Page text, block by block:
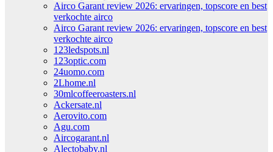
Airco Garant review 2026: ervaringen, topscore en best
verkochte airco
Airco Garant review 2026: ervaringen, topscore en best
verkochte airco
123ledspots.nl
123optic.com
24uomo.com
2Lhome.nl
30mlcoffeeroasters.nl
Ackersate.nl
Aerovito.com
Agu.com
Aircogarant.nl
Alectobaby.nl